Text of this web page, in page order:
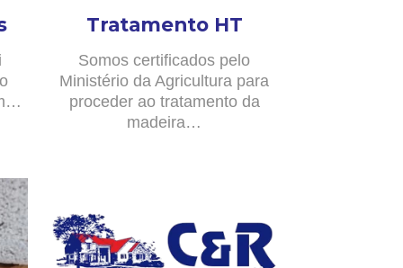
Tratamento HT
Somos certificados pelo
Ministério da Agricultura para
proceder ao tratamento da
madeira…